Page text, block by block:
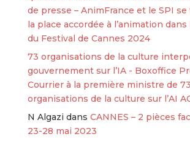
de presse – AnimFrance et le SPI
la place accordée à l’animation
du Festival de Cannes 2024
73 organisations de la culture
gouvernement sur l’IA - Boxoffice
Courrier à la première ministre de 73
organisations de la culture sur l’AI
N Algazi dans CANNES – 2 pièces
23-28 mai 2023